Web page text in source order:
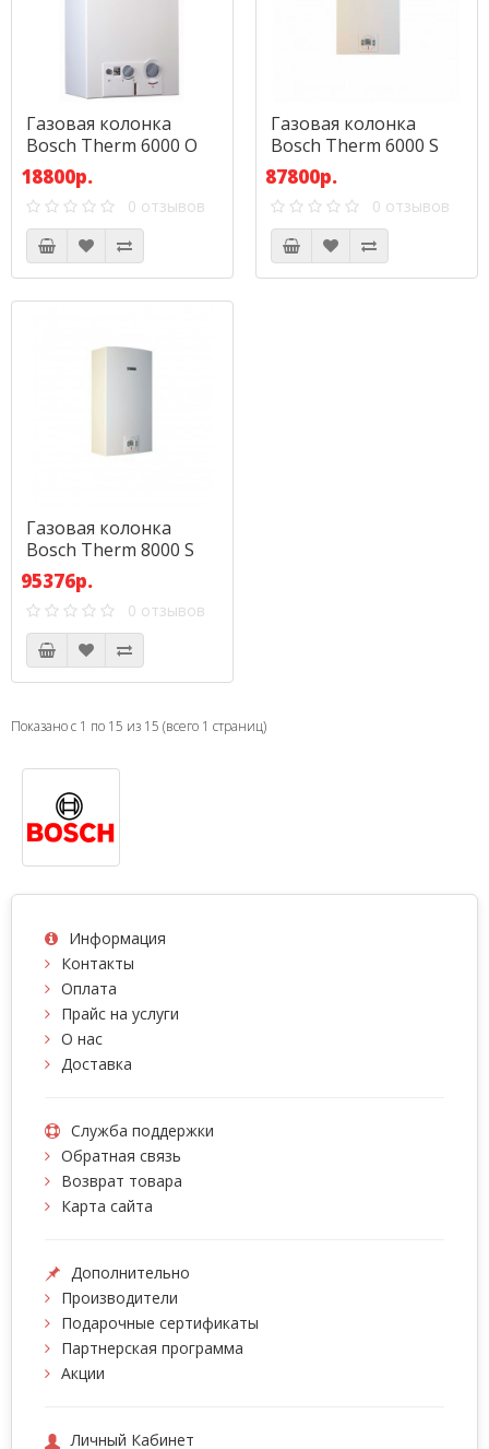
Газовая колонка
Bosch Therm 6000 O
WRD 15-2G
18800р.
0 отзывов
Газовая колонка
Bosch Therm 6000 S
WTD 24 AME
87800р.
0 отзывов
Газовая колонка
Bosch Therm 8000 S
WTD 27 AME
95376р.
0 отзывов
Показано с 1 по 15 из 15 (всего 1 страниц)
Информация
Контакты
Оплата
Прайс на услуги
О нас
Доставка
Служба поддержки
Обратная связь
Возврат товара
Карта сайта
Дополнительно
Производители
Подарочные сертификаты
Партнерская программа
Акции
Личный Кабинет